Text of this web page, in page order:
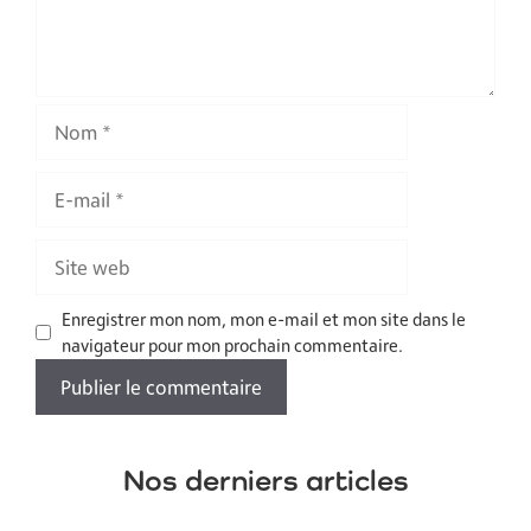
mail
web
Enregistrer mon nom, mon e-mail et mon site dans le
navigateur pour mon prochain commentaire.
Nos derniers articles